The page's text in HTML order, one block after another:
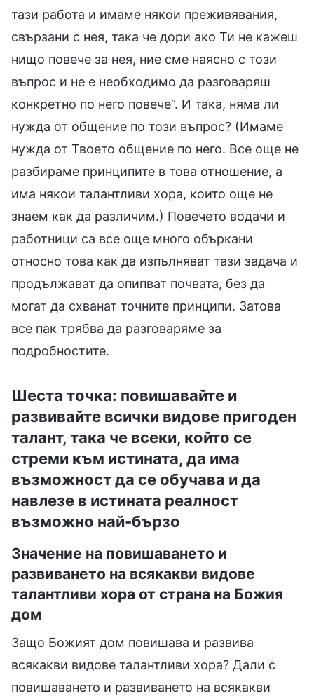
тази работа и имаме някои преживявания,
свързани с нея, така че дори ако Ти не кажеш
нищо повече за нея, ние сме наясно с този
въпрос и не е необходимо да разговаряш
конкретно по него повече“. И така, няма ли
нужда от общение по този въпрос? (Имаме
нужда от Твоето общение по него. Все още не
разбираме принципите в това отношение, а
има някои талантливи хора, които още не
знаем как да различим.) Повечето водачи и
работници са все още много объркани
относно това как да изпълняват тази задача и
продължават да опипват почвата, без да
могат да схванат точните принципи. Затова
все пак трябва да разговаряме за
подробностите.
Шеста точка: повишавайте и
развивайте всички видове пригоден
талант, така че всеки, който се
стреми към истината, да има
възможност да се обучава и да
навлезе в истината реалност
възможно най-бързо
Значение на повишаването и
развиването на всякакви видове
талантливи хора от страна на Божия
дом
Защо Божият дом повишава и развива
всякакви видове талантливи хора? Дали с
повишаването и развиването на всякакви